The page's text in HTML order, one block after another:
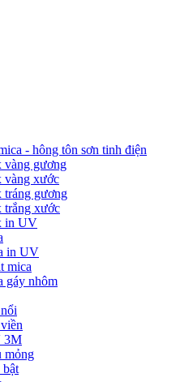
- hông tôn sơn tinh điện
vàng gương
vàng xước
gương
trắng xước
in UV
in UV
mica
gáy nhôm
3M
mỏng
bật